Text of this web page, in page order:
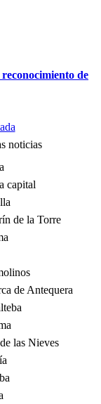
de
noticias
capital
de la Torre
de Antequera
las Nieves